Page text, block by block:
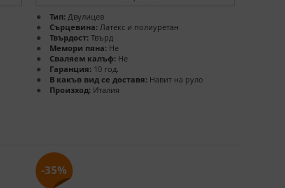
Тип: Двулицев
Сърцевина: Латекс и полиуретан
Твърдост: Твърд
Мемори пяна: Не
Сваляем калъф: Не
Гаранция: 10 год.
В какъв вид се доставя: Навит на руло
Произход: Италия
-35%